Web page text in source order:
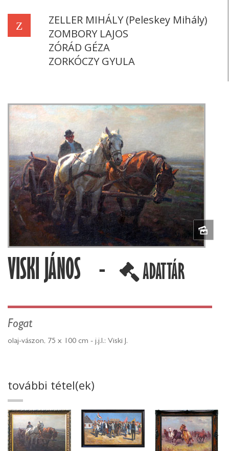
Z
ZELLER MIHÁLY (Peleskey Mihály)
ZOMBORY LAJOS
ZÓRÁD GÉZA
ZORKÓCZY GYULA
VISKI JÁNOS - ADATTÁR
Fogat
olaj-vászon, 75 x 100 cm - j.j.l.: Viski J.
további tétel(ek)